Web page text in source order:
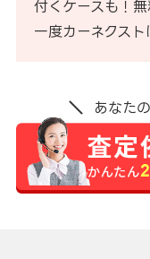
付くケースも！無
一度カーネクスト
あなた